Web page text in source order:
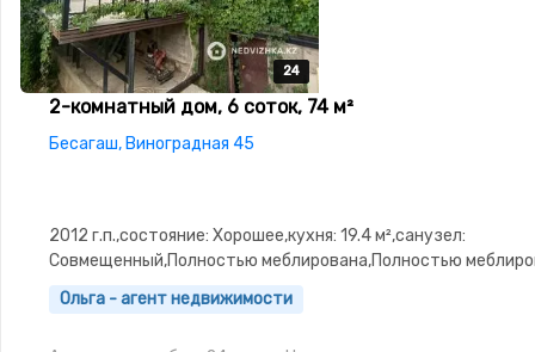
24
24
24
24
24
2-комнатный дом, 6 соток, 74 м²
Бесагаш, Виноградная 45
2012 г.п.,состояние: Хорошее,кухня: 19.4 м²,санузел:
Совмещенный,Полностью меблирована,Полностью
3.0,Навес,Сад,Хозпостройки
Ольга - агент недвижимости